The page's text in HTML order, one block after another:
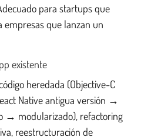
para startups que
que lanzan un
existente
heredada (Objective-C
Native antigua versión →
→ modularizado), refactoring
reestructuración de